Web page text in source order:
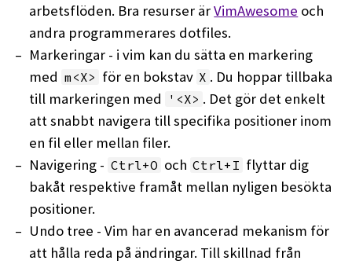
arbetsflöden. Bra resurser ärVimAwesome och
andra programmerares dotfiles.
Markeringar - i vim kan du sätta en markering
med m<X> för en bokstav X . Du hoppar tillbaka
till markeringen med
'<X> . Det gör det enkelt
att snabbt navigera till specifika positioner inom
en fil eller mellan filer.
Navigering - Ctrl+O och Ctrl+I flyttar dig
bakåt respektive framåt mellan nyligen besökta
positioner.
Undo tree - Vim har en avancerad mekanism för
att hålla reda på ändringar. Till skillnad från